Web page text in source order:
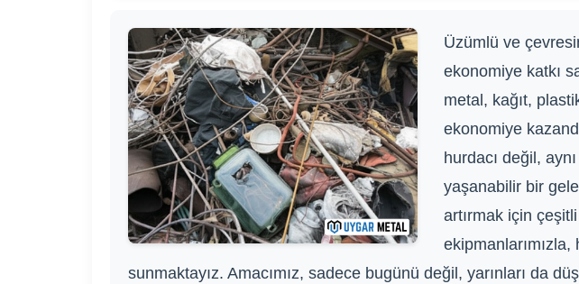
Üzümlü ve
ekonomiye katkı
metal, kağıt,
ekonomiye
hurdacı değil,
yaşanabilir bir
artırmak için
ekipmanlarımızla,
sunmaktayız. Amacımız, sadece bugünü değil, yarınları da